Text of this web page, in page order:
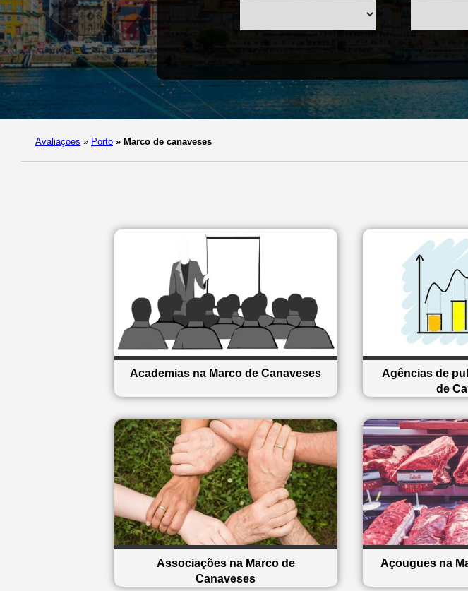
Avaliaçoes » Porto » Marco de canaveses
Academias na Marco de Canaveses
Agências de
de
Associações na Marco de
Canaveses
Açougues na